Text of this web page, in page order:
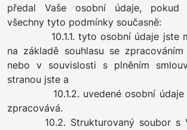
předal Vaše osobní údaje, pokud
všechny tyto podmínky současně:
10.1.1. tyto osobní údaje jste
na základě souhlasu se
nebo v souvislosti s plněním
stranou jste a
10.1.2. uvedené osobní údaje
zpracovává.
10.2. Strukturovaný soubor s